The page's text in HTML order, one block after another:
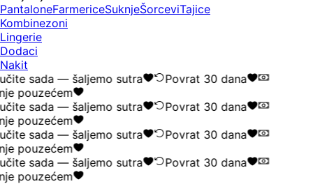
PantaloneFarmericeSuknjeŠorceviTajice
Kombinezoni
Lingerie
Dodaci
Nakit
sada — šaljemo sutra
Povrat 30 dana
pouzećem
sada — šaljemo sutra
Povrat 30 dana
pouzećem
sada — šaljemo sutra
Povrat 30 dana
pouzećem
sada — šaljemo sutra
Povrat 30 dana
pouzećem